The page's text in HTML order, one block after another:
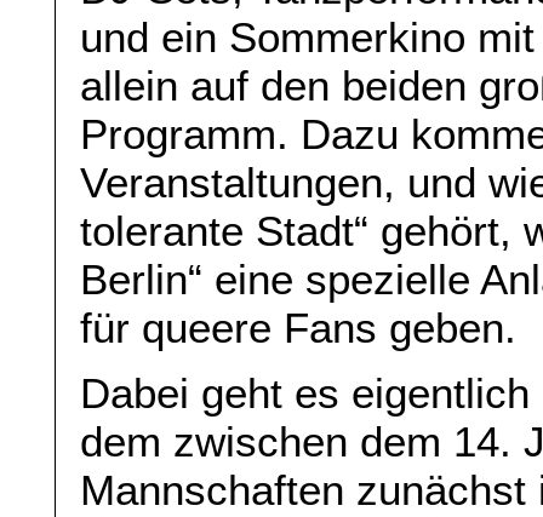
und ein Sommerkino
allein auf den beiden
Programm. Dazu
Veranstaltungen, und
tolerante Stadt“ gehört,
Berlin“ eine spezielle
für queere Fans geben.
Dabei geht es
dem zwischen dem 14.
Mannschaften